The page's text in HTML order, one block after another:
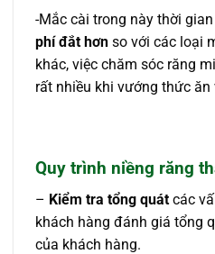
-Mắc cài trong này thời
phí đắt hơn so với các loại
khác, việc chăm sóc răng
rất nhiều khi vướng thức
Quy trình niềng răng
– Kiểm tra tổng quát các
khách hàng đánh giá tổng
của khách hàng.